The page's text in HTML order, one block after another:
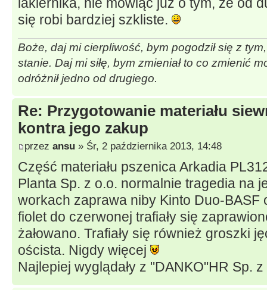
się robi bardziej szkliste.
Boże, daj mi cierpliwość, bym pogodził się z
stanie. Daj mi siłę, bym zmieniał to co zmienić
odróżnił jedno od drugiego.
Re: Przygotowanie materiału
kontra jego zakup
przez ansu » Śr, 2 października 2013, 14:48
Część materiału pszenica Arkadia
Planta Sp. z o.o. normalnie tragedia na
workach zaprawa niby Kinto Duo-
fiolet do czerwonej trafiały się
żałowano. Trafiały się również groszki
oścista. Nigdy więcej
Najlepiej wyglądały z "DANKO"HR Sp.